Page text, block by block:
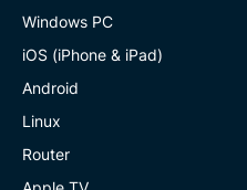
Windows PC
iOS (iPhone & iPad)
Android
Linux
Router